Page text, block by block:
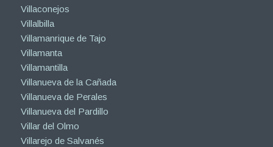
Villaconejos
Villalbilla
Villamanrique de Tajo
Villamanta
Villamantilla
Villanueva de la Cañada
Villanueva de Perales
Villanueva del Pardillo
Villar del Olmo
Villarejo de Salvanés